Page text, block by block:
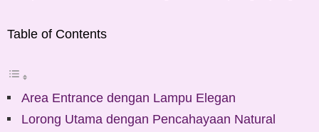
Table of Contents
Area Entrance dengan Lampu Elegan
Lorong Utama dengan Pencahayaan Natural